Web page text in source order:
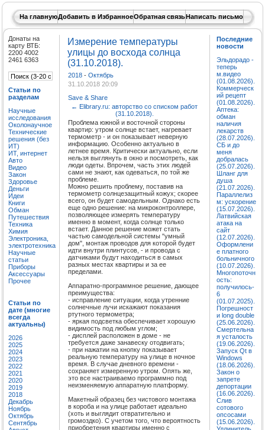
На главнуюДобавить в ИзбранноеОбратная связьНаписать письмо
Донаты на
карту ВТБ:
2200 4002
2461 6363
Статьи по
разделам
Научные
исследования
Околонаучное
Технические
решения (без
ИТ)
ИТ, интернет
Авто
Видео
Закон
Здоровье
Деньги
Идеи
Книги
Обман
Путешествия
Техника
Химия
Электроника,
электротехника
Научные
статьи
Приборы
Аксессуары
Прочее
Статьи по
дате (многие
всегда
актуальны)
2026
2025
2024
2023
2022
2021
2020
2019
2018
Декабрь
Ноябрь
Октябрь
Сентябрь
Измерение температуры
улицы до восхода солнца
(31.10.2018).
2018 - Октябрь
31.10.2018 20:09
Save & Share
← Elibrary.ru: авторство со списком работ
(31.10.2018).
Проблема южной и восточной стороны
квартир: утром солнце встает, нагревает
термометр - и он показывает неверную
информацию. Особенно актуально в
летнее время. Критически актуально, если
нельзя выглянуть в окно и посмотреть, как
люди одеты. Впрочем, часть этих людей
сами не знают, как одеваться, по той же
проблеме.
Можно решить проблему, поставив на
термометр солнцезащитный кожух; скорее
всего, он будет самодельным. Однако есть
еще одно решение: на микроконтроллере,
позволяющее измерять температуру
именно в момент, когда солнце только
встает. Данное решение может стать
частью самодельной системы "умный
дом", монтаж проводов для которой будет
идти внутри плинтусов, - и провода с
датчиками будут находиться в самых
разных местах квартиры и за ее
пределами.
Аппаратно-программное решение, дающее
преимущества:
- исправление ситуации, когда утренние
солнечные лучи искажают показания
ртутного термометра;
- яркая подсветка обеспечивает хорошую
видимость под любым углом;
- дисплей расположен в доме - не
требуется даже занавеску отодвигать;
- при нажатии на кнопку показывает
реальную температуру на улице в ночное
время. В случае дневного времени -
сохраняет измеренную утром. Опять же,
это все настраиваемо программно под
неизменяемую аппаратную платформу.
Макетный образец без чистового монтажа
в короба и на улице работает идеально
(хоть и выглядит отвратительно и
громоздко). С учетом того, что вероятность
приобретения квартиры именно с
Последние
новости
Эльдорадо -
теперь
м.видео
(01.08.2026).
Коммерческ
ий рецепт
(01.08.2026).
Аптека:
обман
наличия
лекарств
(28.07.2026).
СБ и до
меня
добралась
(25.07.2026).
Шланг для
душа
(21.07.2026).
Параллелиз
м: ускорение
(15.07.2026).
Латвийская
атака на
сайт
(12.07.2026).
Оформлени
е платного
больничного
(10.07.2026).
Многопоточн
ость:
получилось-
6
(01.07.2025).
Погрешност
и long double
(25.06.2026).
Смертельна
я усталость
(19.06.2026).
Запуск Qt в
Windows
(18.06.2026).
Закон о
запрете
депортации
(16.06.2026).
Слив
сотового
опсосами
(15.06.2026).